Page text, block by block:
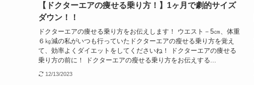
【ドクターエアの痩せる乗り方！】1ヶ月で劇的サイズ
ダウン！！
ドクターエアの痩せる乗り方をお伝えします！ ウエスト－5㎝、体重
６㎏減の私がいつも行っていたドクターエアの瘦せる乗り方を覚え
て、効率よくダイエットをしてくださいね！ ドクターエアの痩せる
乗り方の前に！ ドクターエアの瘦せる乗り方をお伝えする...
12/13/2023